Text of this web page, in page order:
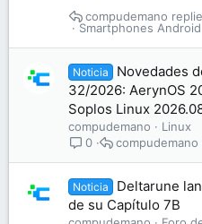
Smartphones Android
compudemano
Noticia
Novedades
32/2026: AerynOS
Soplos Linux
compudemano
Linux
0
compudemano
Noticia
Deltarune
de su Capítulo 7B